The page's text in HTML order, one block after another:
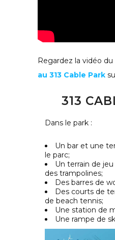
Regardez la vidéo du
au 313 Cable Park
313
Dans le park :
Un bar et une
le parc;
Un terrain de
des trampolines;
Des barres de
Des courts de
de beach tennis;
Une station de
Une rampe de